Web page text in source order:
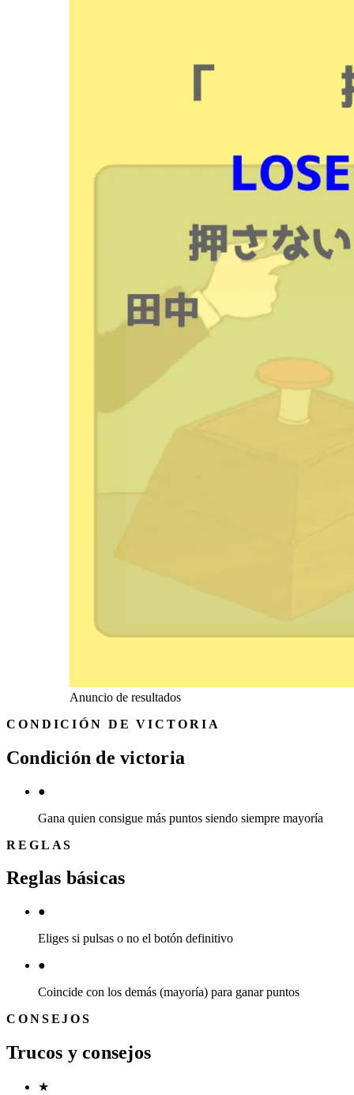
Anuncio de resultados
CONDICIÓN DE VICTORIA
Condición de victoria
●
Gana quien consigue más puntos siendo siempre mayoría
REGLAS
Reglas básicas
●
Eliges si pulsas o no el botón definitivo
●
Coincide con los demás (mayoría) para ganar puntos
CONSEJOS
Trucos y consejos
★